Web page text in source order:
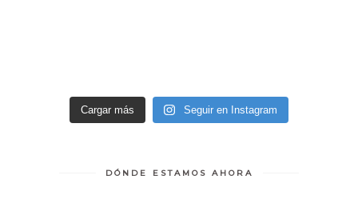
Cargar más Seguir en Instagram
DÓNDE ESTAMOS AHORA